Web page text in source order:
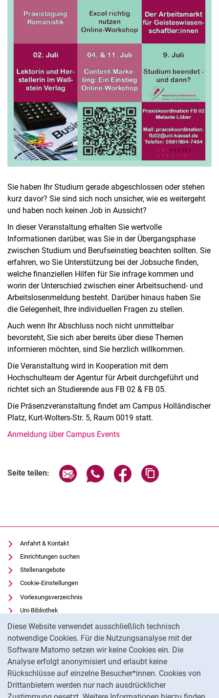
Diese Website verwendet ausschließlich technisch
notwendige Cookies. Für die Nutzungsanalyse mit der
Software Matomo setzen wir keine Cookies ein. Die
Analyse erfolgt anonymisiert und erlaubt keine
Rückschlüsse auf einzelne Besucher*innen. Cookies von
Drittanbietern werden nur nach ausdrücklicher
Sie haben Ihr Studium gerade abgeschlossen oder stehen
kurz davor? Sie sind sich noch unsicher, wie es weitergeht
und haben noch keinen Job in Aussicht?
In dieser Veranstaltung erhalten Sie wertvolle
Informationen darüber, was Sie in der Übergangsphase
zwischen Studium und Berufseinstieg beachten sollten. Sie
erfahren, wo Sie Unterstützung bei der Jobsuche finden,
welche finanziellen Hilfen für Sie infrage kommen und
worin der Unterschied zwischen einer Arbeitsuchend- und
Arbeitslosenmeldung besteht. Darüber hinaus haben Sie
die Gelegenheit, Ihre individuellen Fragen zu stellen.
Auch wenn Ihr Abschluss noch nicht unmittelbar
bevorsteht, Sie sich aber bereits über diese Themen
informieren möchten, sind Sie herzlich willkommen.
Die Veranstaltung wird in Kooperation mit dem
Hochschulteam der Agentur für Arbeit durchgeführt und
richtet sich an Studierende aus FB 02 & FB 05.
Die Präsenzveranstaltung findet am Campus Holländischer
Platz, Kurt-Wolters-Str. 5, Raum 0019 statt.
Anmeldung über Campus Events
Seite teilen: Seite über E-Mail teilen
Seite über WhatsApp teilen
Seite über Facebook
Anfahrt & Kontakt
Einrichtungen suchen
Stellenangebote
Cookie-Einstellungen
Vorlesungsverzeichnis
Uni-Bibliothek
Moodle
Panopto
Datenschutz
Barrierefreiheit
Transparenter KI-Einsatz